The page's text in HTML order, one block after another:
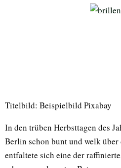
Titelbild: Beispielbild Pixabay
In den trüben Herbsttagen des
Berlin schon bunt und welk
entfaltete sich eine der